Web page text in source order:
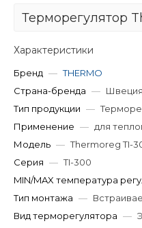
Терморегулятор
Характеристики
Бренд — THERMO
Страна-бренда — Швеция
Тип продукции —
Применение — для
Модель — Thermoreg TI-
Серия — TI-300
MIN/MAX температура
Тип монтажа —
Вид терморегулятора —